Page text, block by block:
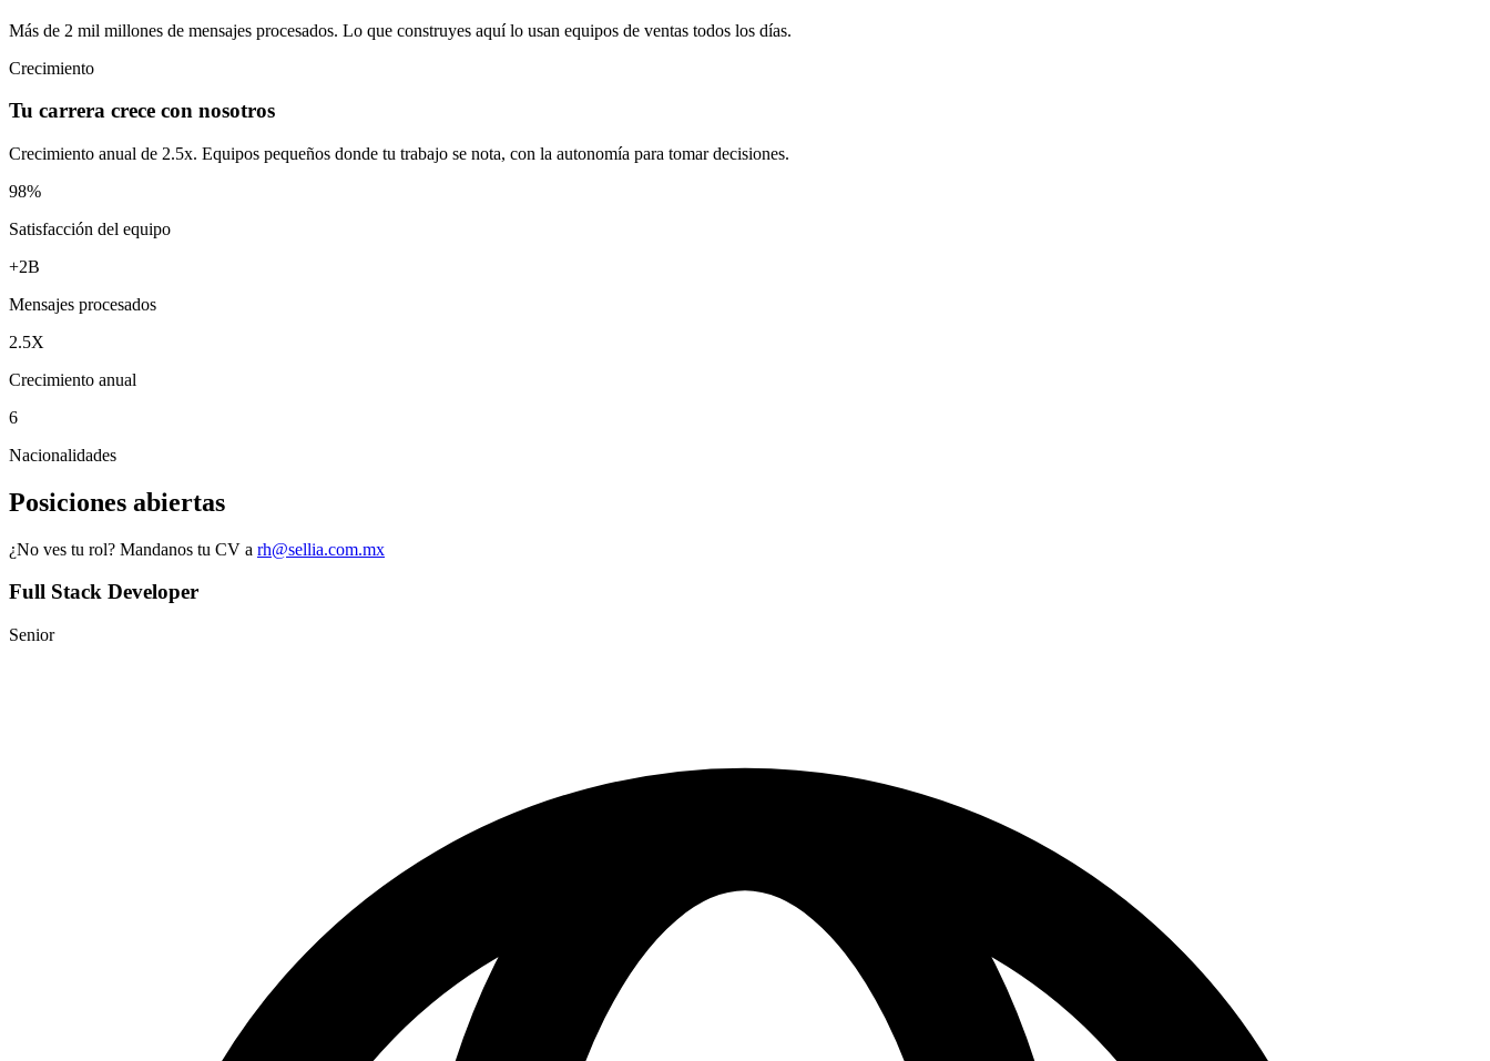
Más de 2 mil millones de mensajes procesados. Lo que construyes aquí lo usan equipos de ventas todos los días.
Crecimiento
Tu carrera crece con nosotros
Crecimiento anual de 2.5x. Equipos pequeños donde tu trabajo se nota, con la autonomía para tomar decisiones.
98%
Satisfacción del equipo
+2B
Mensajes procesados
2.5X
Crecimiento anual
6
Nacionalidades
Posiciones abiertas
¿No ves tu rol? Mandanos tu CV a rh@sellia.com.mx
Full Stack Developer
Senior